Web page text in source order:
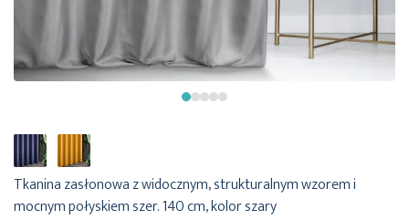
Tkanina zasłonowa z widocznym, strukturalnym wzorem i
mocnym połyskiem szer. 140 cm, kolor szary